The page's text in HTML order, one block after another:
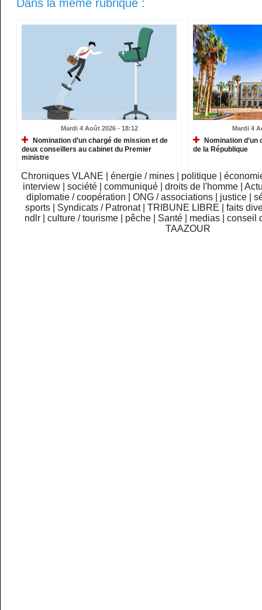
Dans la même rubrique :
Mardi 4 Août 2026 - 18:12
Nomination d’un chargé de mission et de
deux conseillers au cabinet du Premier
ministre
Mardi 4
Nomination
de la République
Chroniques VLANE énergie / mines politique
interview
|société |communiqué |droits de l'homme |
diplomatie / coopération
ONG / associations justice
sports
Syndicats / Patronat TRIBUNE LIBRE
faits
ndlr
|culture / tourisme pêche Santé medias |conseil
TAAZOUR